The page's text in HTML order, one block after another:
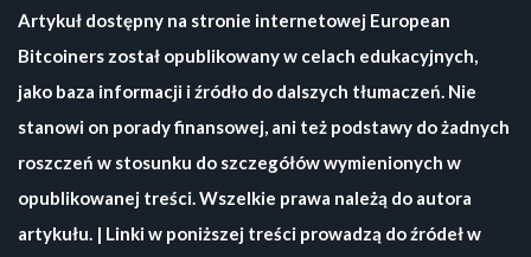
Artykuł dostępny na stronie internetowej European
Bitcoiners został opublikowany w celach edukacyjnych,
jako baza informacji i źródło do dalszych tłumaczeń. Nie
stanowi on porady finansowej, ani też podstawy do żadnych
roszczeń w stosunku do szczegółów wymienionych w
opublikowanej treści. Wszelkie prawa należą do autora
artykułu. | Linki w poniższej treści prowadzą do źródeł w